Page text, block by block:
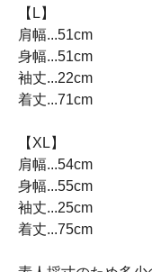
【L】
肩幅...51cm
身幅...51cm
袖丈...22cm
着丈...71cm
【XL】
肩幅...54cm
身幅...55cm
袖丈...25cm
着丈...75cm